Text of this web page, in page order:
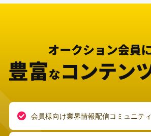
会員様向け業界情報配信コミュニティ